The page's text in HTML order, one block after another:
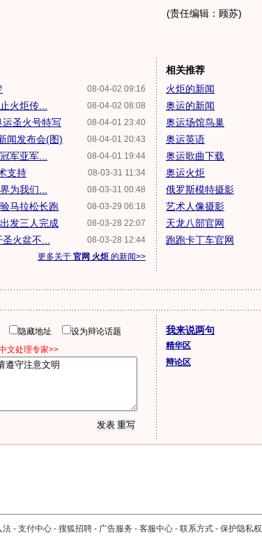
(责任编辑：顾苏)
08-04-02 09:16
08-04-02 08:08
火炬传...
08-04-01 23:40
圣火号特写
08-04-01 20:43
闻发布会(图)
08-04-01 19:44
军亚军...
08-03-31 11:34
支持
08-03-31 00:48
为我们...
08-03-29 06:18
马拉松长跑
08-03-28 22:07
发三人完成
08-03-28 12:44
火盆不...
更多关于 官网 火炬 的新闻>>
相关推荐
火炬的新闻
奥运的新闻
奥运场馆鸟巢
奥运英语
奥运歌曲下载
奥运火炬
俄罗斯模特摄影
艺术人像摄影
天龙八部官网
跑跑卡丁车官网
隐藏地址
设为辩论话题
文处理专家>>
我来说两句
精华区
辩论区
法 - 支付中心 - 搜狐招聘 - 广告服务 - 客服中心 - 联系方式 - 保护隐私权